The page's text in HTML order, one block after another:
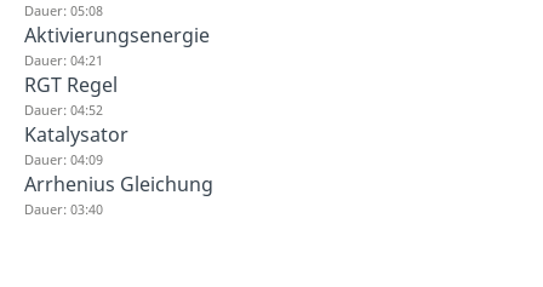
Dauer: 05:08
Aktivierungsenergie
Dauer: 04:21
RGT Regel
Dauer: 04:52
Katalysator
Dauer: 04:09
Arrhenius Gleichung
Dauer: 03:40